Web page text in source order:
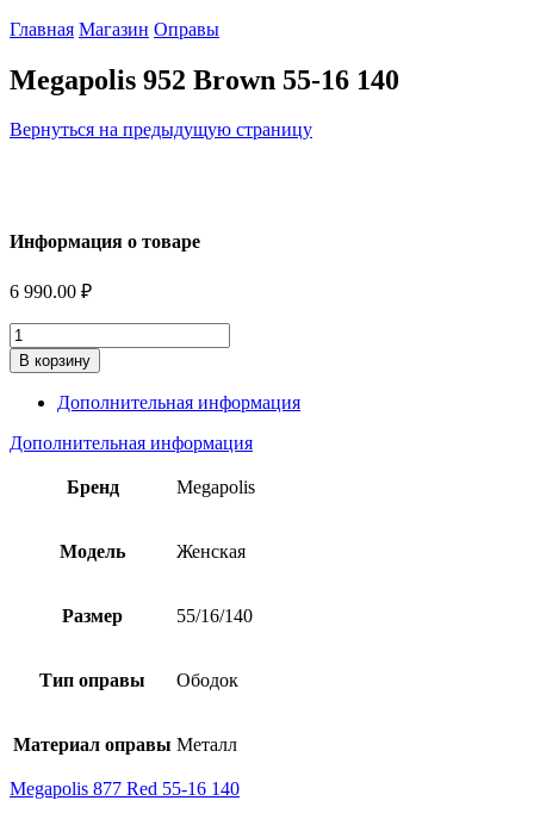
Главная Магазин Оправы
Megapolis 952 Brown 55-16 140
Вернуться на предыдущую страницу
Информация о товаре
6 990.00 ₽
Количество
В корзину
Дополнительная информация
Дополнительная информация
Бренд Megapolis
Модель Женская
Размер 55/16/140
Тип оправы Ободок
Материал оправы Металл
Megapolis 877 Red 55-16 140